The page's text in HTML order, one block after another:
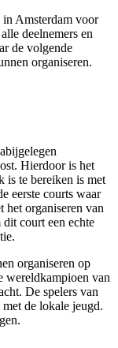
in Amsterdam voor
deelnemers en
de volgende
organiseren.
Hierdoor is het
is te bereiken is met
eerste courts waar
organiseren van
court een echte
organiseren op
wereldkampioen van
De spelers van
de lokale jeugd.